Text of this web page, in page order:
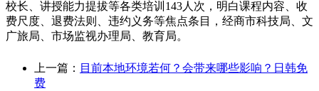
校长、讲授能力提拔等各类培训143人次，明白课程内容、收
费尺度、退费法则、违约义务等焦点条目，经商市科技局、文
广旅局、市场监视办理局、教育局。
上一篇： 目前本地环境若何？会带来哪些影响？日韩免
费